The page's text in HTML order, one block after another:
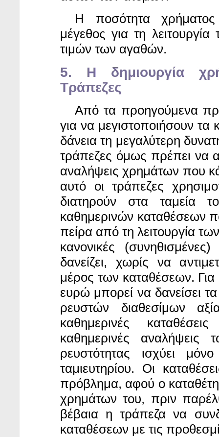
Η ποσότητα χρήματος
μέγεθος για τη λειτουργία
τιμών των αγαθών.
5. Η δημιουργία
Τράπεζες
Από τα προηγούμενα
για να μεγιστοποιήσουν
δάνεια τη μεγαλύτερη
τράπεζες όμως πρέπει να
αναλήψεις χρημάτων που
αυτό οι τράπεζες
διατηρούν στα ταμεία
καθημερινών καταθέσεων
πείρα από τη λειτουργία
κανονικές
δανείζει, χωρίς να
μέρος των καταθέσεων.
ευρώ μπορεί να δανείσει
ρευστών διαθεσίμων
καθημερινές
καθημερινές
ρευστότητας ισχύει
ταμιευτηρίου. Οι
πρόβλημα, αφού ο
χρημάτων του, πριν
βέβαια η τράπεζα να
καταθέσεων με τις